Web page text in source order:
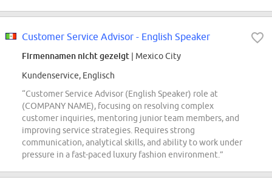
Customer Service Advisor - English Speaker
Firmennamen nicht gezeigt | Mexico City
Kundenservice, Englisch
“Customer Service Advisor (English Speaker) role at
(COMPANY NAME), focusing on resolving complex
customer inquiries, mentoring junior team members, and
improving service strategies. Requires strong
communication, analytical skills, and ability to work under
pressure in a fast-paced luxury fashion environment.”